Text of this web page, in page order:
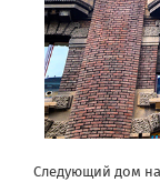
Следующий дом